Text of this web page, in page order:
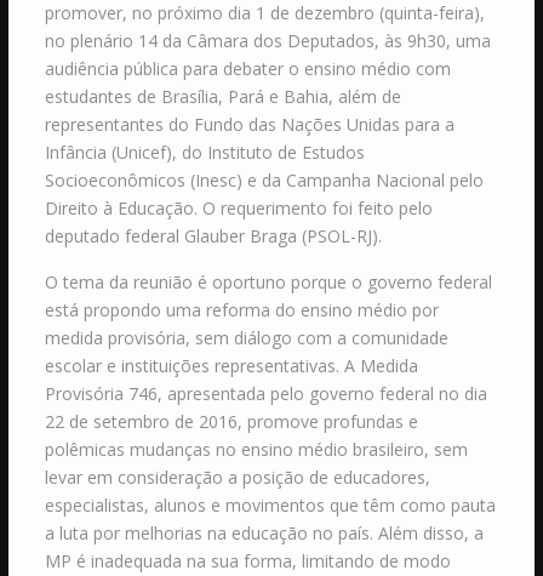
promover, no próximo dia 1 de dezembro (quinta-feira),
no plenário 14 da Câmara dos Deputados, às 9h30, uma
audiência pública para debater o ensino médio com
estudantes de Brasília, Pará e Bahia, além de
representantes do Fundo das Nações Unidas para a
Infância (Unicef), do Instituto de Estudos
Socioeconômicos (Inesc) e da Campanha Nacional pelo
Direito à Educação. O requerimento foi feito pelo
deputado federal Glauber Braga (PSOL-RJ).
O tema da reunião é oportuno porque o governo federal
está propondo uma reforma do ensino médio por
medida provisória, sem diálogo com a comunidade
escolar e instituições representativas. A Medida
Provisória 746, apresentada pelo governo federal no dia
22 de setembro de 2016, promove profundas e
polêmicas mudanças no ensino médio brasileiro, sem
levar em consideração a posição de educadores,
especialistas, alunos e movimentos que têm como pauta
a luta por melhorias na educação no país. Além disso, a
MP é inadequada na sua forma, limitando de modo